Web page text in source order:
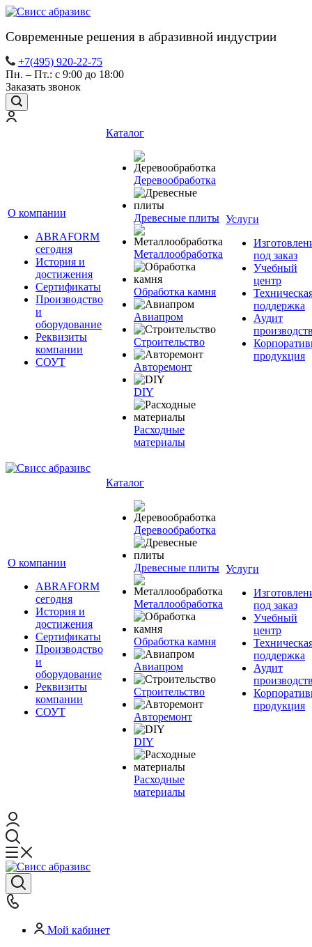
Современные решения в абразивной индустрии
+7(495) 920-22-75
Пн. – Пт.: с 9:00 до 18:00
Заказать звонок
О компании
ABRAFORM
сегодня
История и
достижения
Сертификаты
Производство
и
оборудование
Реквизиты
компании
СОУТ
Каталог
Деревообработка
Древесные плиты
Металлообработка
Обработка камня
Авиапром
Строительство
Авторемонт
DIY
Расходные
материалы
Услуги
под заказ
Учебный
центр
поддержка
Аудит
продукция
О компании
ABRAFORM
сегодня
История и
достижения
Сертификаты
Производство
и
оборудование
Реквизиты
компании
СОУТ
Каталог
Деревообработка
Древесные плиты
Металлообработка
Обработка камня
Авиапром
Строительство
Авторемонт
DIY
Расходные
материалы
Услуги
под заказ
Учебный
центр
поддержка
Аудит
продукция
Мой кабинет